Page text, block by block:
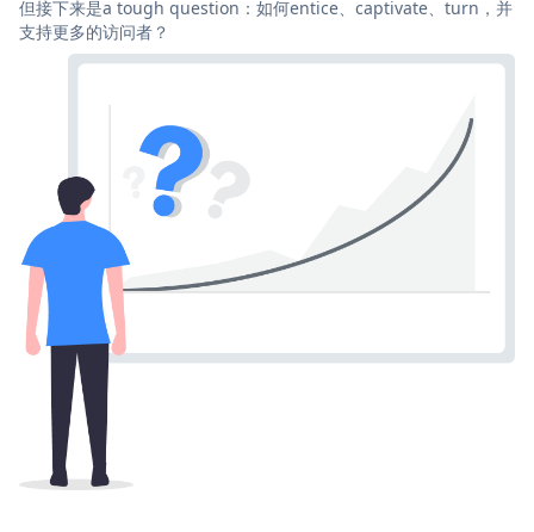
但接下来是a tough question：如何entice、captivate、turn，并
支持更多的访问者？